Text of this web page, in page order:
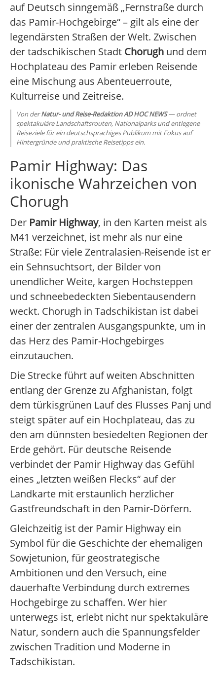
auf Deutsch sinngemäß „Fernstraße durch
das Pamir-Hochgebirge“ – gilt als eine der
legendärsten Straßen der Welt. Zwischen
der tadschikischen Stadt Chorugh und dem
Hochplateau des Pamir erleben Reisende
eine Mischung aus Abenteuerroute,
Kulturreise und Zeitreise.
Von derNatur- und Reise-Redaktion AD HOC NEWS— ordnet
spektakuläre Landschaftsrouten, Nationalparks und entlegene
Reiseziele für ein deutschsprachiges Publikum mit Fokus auf
Hintergründe und praktische Reisetipps ein.
Pamir Highway: Das
ikonische Wahrzeichen von
Chorugh
Der Pamir Highway, in den Karten meist als
M41 verzeichnet, ist mehr als nur eine
Straße: Für viele Zentralasien-Reisende ist er
ein Sehnsuchtsort, der Bilder von
unendlicher Weite, kargen Hochsteppen
und schneebedeckten Siebentausendern
weckt. Chorugh in Tadschikistan ist dabei
einer der zentralen Ausgangspunkte, um in
das Herz des Pamir-Hochgebirges
einzutauchen.
Die Strecke führt auf weiten Abschnitten
entlang der Grenze zu Afghanistan, folgt
dem türkisgrünen Lauf des Flusses Panj und
steigt später auf ein Hochplateau, das zu
den am dünnsten besiedelten Regionen der
Erde gehört. Für deutsche Reisende
verbindet der Pamir Highway das Gefühl
eines „letzten weißen Flecks“ auf der
Landkarte mit erstaunlich herzlicher
Gastfreundschaft in den Pamir-Dörfern.
Gleichzeitig ist der Pamir Highway ein
Symbol für die Geschichte der ehemaligen
Sowjetunion, für geostrategische
Ambitionen und den Versuch, eine
dauerhafte Verbindung durch extremes
Hochgebirge zu schaffen. Wer hier
unterwegs ist, erlebt nicht nur spektakuläre
Natur, sondern auch die Spannungsfelder
zwischen Tradition und Moderne in
Tadschikistan.